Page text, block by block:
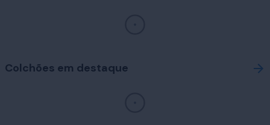
Colchões em destaque